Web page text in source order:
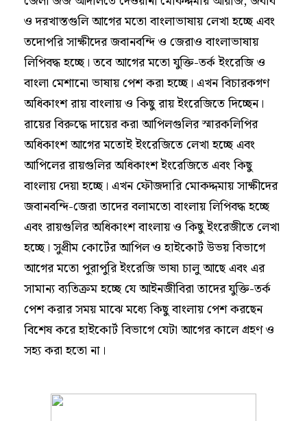
ও দরখাস্তগুলি আগের মতো বাংলাভাষায় লেখা হচ্ছে এবং
তদোপরি সাক্ষীদের জবানবন্দি ও জেরাও বাংলাভাষায়
লিপিবদ্ধ হচ্ছে। তবে আগের মতো যুক্তি-তর্ক ইংরেজি ও
বাংলা মেশানো ভাষায় পেশ করা হচ্ছে। এখন বিচারকগণ
অধিকাংশ রায় বাংলায় ও কিছু রায় ইংরেজিতে দিচ্ছেন।
রায়ের বিরুদ্ধে দায়ের করা আপিলগুলির স্মারকলিপির
অধিকাংশ আগের মতোই ইংরেজিতে লেখা হচ্ছে এবং
আপিলের রায়গুলির অধিকাংশ ইংরেজিতে এবং কিছু
বাংলায় দেয়া হচ্ছে। এখন ফৌজদারি মোকদ্দমায় সাক্ষীদের
জবানবন্দি-জেরা তাদের বলামতো বাংলায় লিপিবদ্ধ হচ্ছে
এবং রায়গুলির অধিকাংশ বাংলায় ও কিছু ইংরেজীতে লেখা
হচ্ছে। সুপ্রীম কোর্টের আপিল ও হাইকোর্ট উভয় বিভাগে
আগের মতো পুরাপুরি ইংরেজি ভাষা চালু আছে এবং এর
সামান্য ব্যতিক্রম হচ্ছে যে আইনজীবিরা তাদের যুক্তি-তর্ক
পেশ করার সময় মাঝে মধ্যে কিছু বাংলায় পেশ করছেন
বিশেষ করে হাইকোর্ট বিভাগে যেটা আগের কালে গ্রহণ ও
সহ্য করা হতো না।